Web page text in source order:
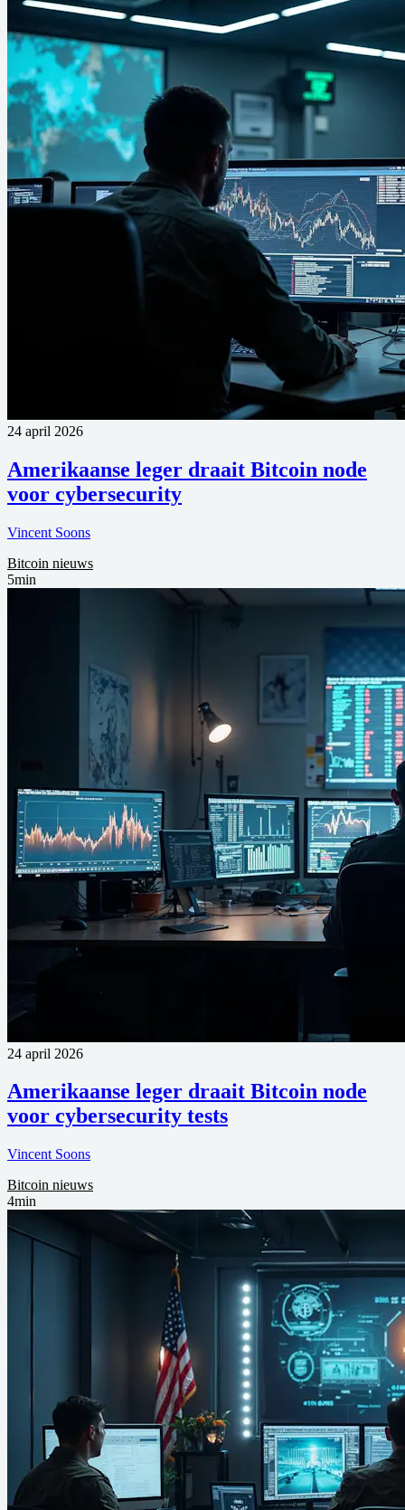
24 april 2026
Amerikaanse leger draait Bitcoin node
voor cybersecurity
Vincent Soons
Bitcoin nieuws
5min
24 april 2026
Amerikaanse leger draait Bitcoin node
voor cybersecurity tests
Vincent Soons
Bitcoin nieuws
4min